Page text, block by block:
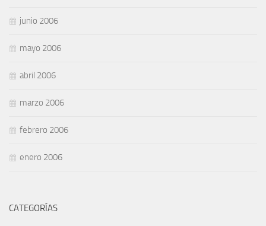
junio 2006
mayo 2006
abril 2006
marzo 2006
febrero 2006
enero 2006
CATEGORÍAS